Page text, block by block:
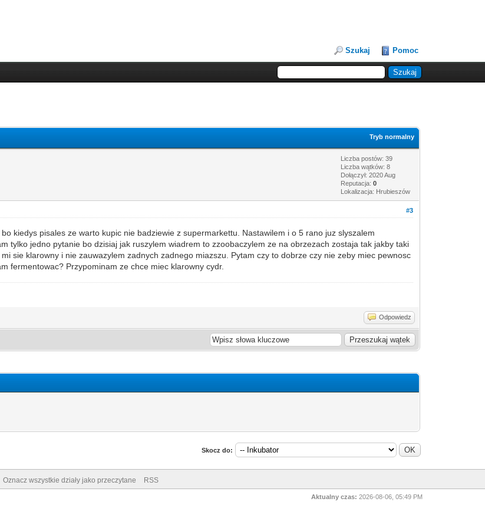
Szukaj Pomoc
Tryb normalny
Liczba postów: 39
Liczba wątków: 8
Dołączył: 2020 Aug
Reputacja:0
Lokalizacja: Hrubieszów
#3
kiedys pisales ze warto kupic nie badziewie z supermarkettu. Nastawilem i o 5 rano juz slyszalem
tylko jedno pytanie bo dzisiaj jak ruszylem wiadrem to zzoobaczylem ze na obrzezach zostaja tak jakby taki
sie klarowny i nie zauwazylem zadnych zadnego miazszu. Pytam czy to dobrze czy nie zeby miec pewnosc
fermentowac? Przypominam ze chce miec klarowny cydr.
Odpowiedz
Skocz do:
Oznacz wszystkie działy jako przeczytane RSS
Aktualny czas: 2026-08-06, 05:49 PM